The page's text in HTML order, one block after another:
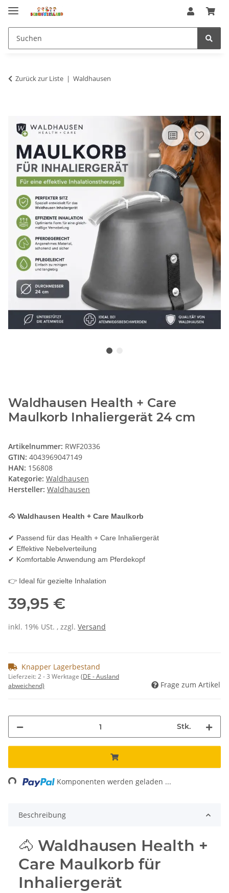
Zurück zur Liste Waldhausen
Waldhausen Health + Care
Maulkorb Inhaliergerät 24 cm
Artikelnummer: RWF20336
GTIN: 4043969047149
HAN: 156808
Kategorie: Waldhausen
Hersteller: Waldhausen
🐴 Waldhausen Health + Care Maulkorb
✔ Passend für das Health + Care Inhaliergerät
✔ Effektive Nebelverteilung
✔ Komfortable Anwendung am Pferdekopf
👉 Ideal für gezielte Inhalation
39,95 €
inkl. 19% USt. , zzgl. Versand
Knapper Lagerbestand
Lieferzeit:2 - 3 Werktage (DE - Ausland
abweichend)
Frage zum Artikel
Stk.
Komponenten werden geladen ...
Beschreibung
🐴 Waldhausen Health +
Care Maulkorb für
Inhaliergerät